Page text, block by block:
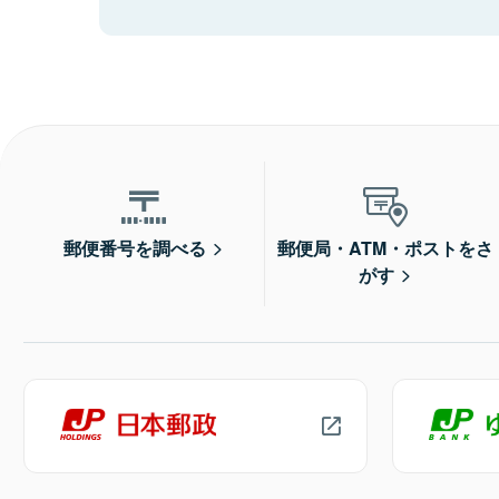
郵便番号を調べる
郵便局・ATM・ポストをさ
がす